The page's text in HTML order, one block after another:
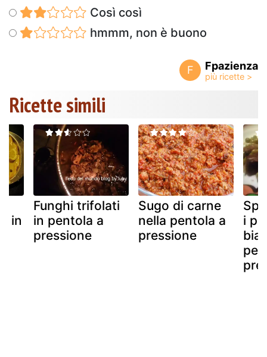
Così così
hmmm, non è buono
F Fpazienza
Ricette simili
in
Funghi trifolati
in pentola a
pressione
Sugo di carne
nella pentola a
pressione
i